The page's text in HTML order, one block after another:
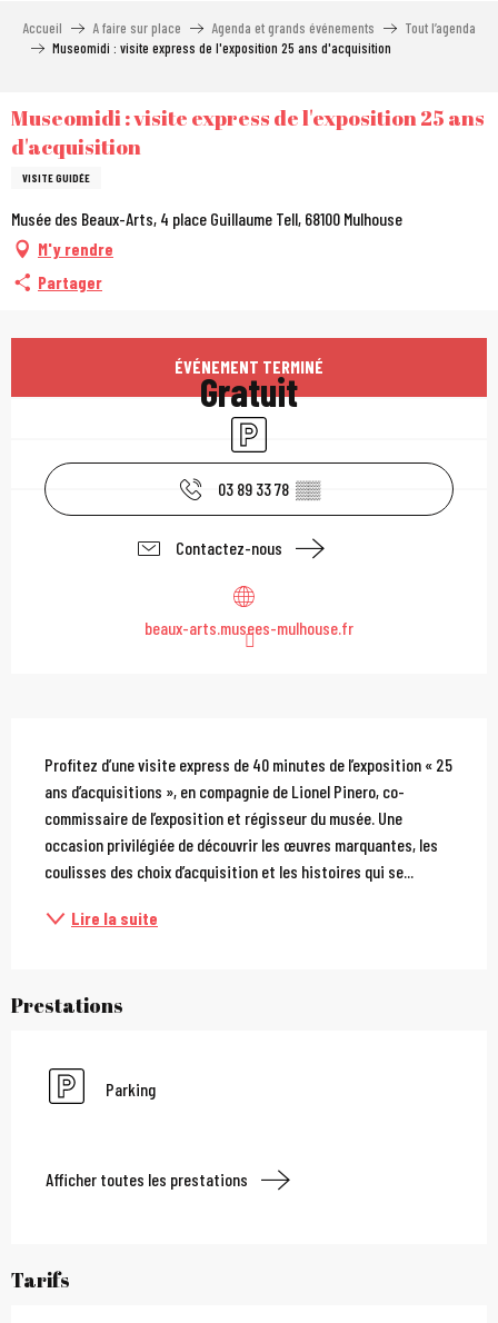
Accueil A faire sur place Agenda et grands événements
Tout l’agenda
Museomidi : visite express de l'exposition 25 ans d'acquisition
Museomidi : visite express de l'exposition 25 ans
d'acquisition
VISITE GUIDÉE
Musée des Beaux-Arts, 4 place Guillaume Tell, 68100 Mulhouse
M'y rendre
Partager
Ouverture et
ÉVÉNEMENT TERMINÉ
Gratuit
Parking
03 89 33 78 ▒▒
Contactez-nous
beaux-arts.musees-mulhouse.fr
Description
Profitez d’une visite express de 40 minutes de l’exposition « 25
ans d’acquisitions », en compagnie de Lionel Pinero, co-
commissaire de l’exposition et régisseur du musée. Une
occasion privilégiée de découvrir les œuvres marquantes, les
coulisses des choix d’acquisition et les histoires qui se...
Lire la suite
Prestations
Parking
Afficher toutes les prestations
Tarifs